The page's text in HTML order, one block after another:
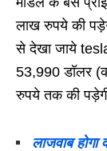
लाख रुपये की
से देखा जाये
53,990 डॉलर
रुपये तक की
लाजवाब